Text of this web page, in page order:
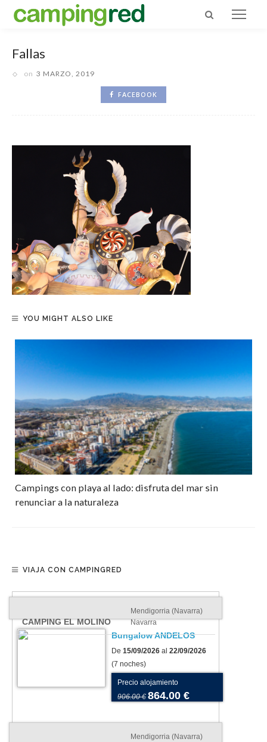
Fallas
on 3 MARZO, 2019
FACEBOOK
YOU MIGHT ALSO LIKE
Campings con playa al lado: disfruta del mar sin
renunciar a la naturaleza
VIAJA CON CAMPINGRED
CAMPING EL MOLINO
Mendigorria (Navarra)
Navarra
Bungalow ANDELOS
De 15/09/2026 al 22/09/2026
(7 noches)
Precio alojamiento
906.00 € 864.00 €
Mendigorria (Navarra)